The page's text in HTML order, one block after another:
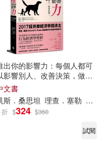
出你的影響力：每個人都可
影響別人、改善決策，做人
的選擇設計師
文書
斯 ． 桑思坦 理查 ． 塞勒 張美
$324 $360
試閱